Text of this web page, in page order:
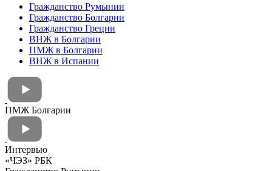
Гражданство Румынии
Гражданство Болгарии
Гражданство Греции
ВНЖ в Болгарии
ПМЖ в Болгарии
ВНЖ в Испании
ПМЖ Болгарии
Интервью
«ЧЭЗ» РБК